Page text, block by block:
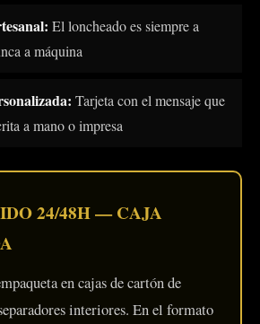
El loncheado es siempre a
a máquina
Tarjeta con el mensaje que
a mano o impresa
24/48H — CAJA
en cajas de cartón de
interiores. En el formato